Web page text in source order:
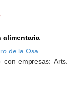
alimentaria
de la Osa
empresas: Arts.